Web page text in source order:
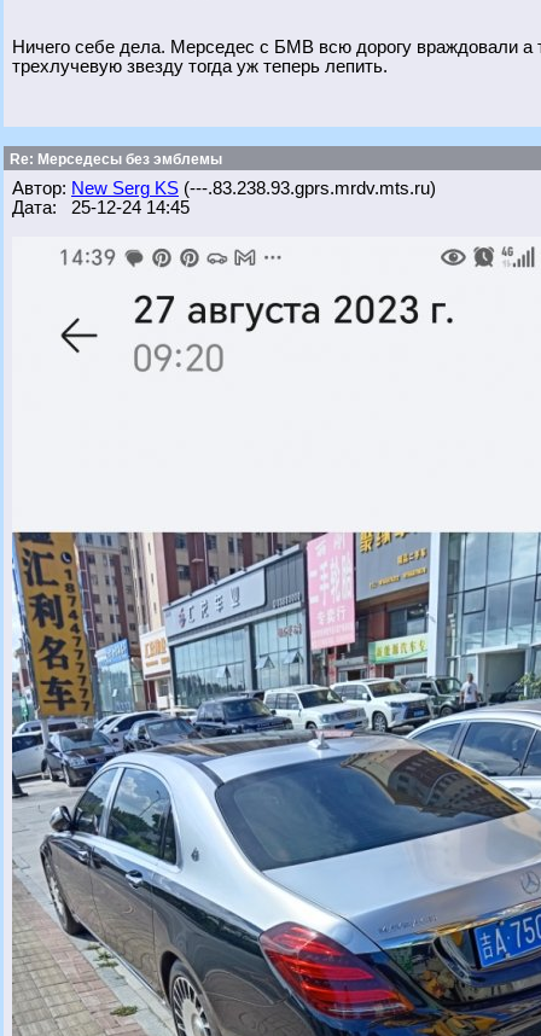
Ничего себе дела. Мерседес с БМВ всю дорогу враждовали а
трехлучевую звезду тогда уж теперь лепить.
Re: Мерседесы без эмблемы
Автор: New Serg KS (---.83.238.93.gprs.mrdv.mts.ru)
Дата: 25-12-24 14:45